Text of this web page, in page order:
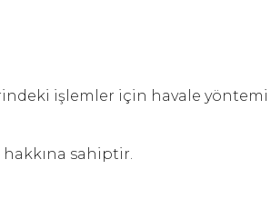
işlemler için havale yöntemi
sahiptir.